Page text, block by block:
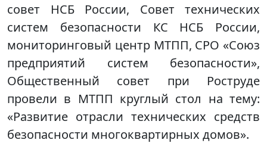
совет НСБ России, Совет технических
систем безопасности КС НСБ России,
мониторинговый центр МТПП, СРО «Союз
предприятий систем безопасности»,
Общественный совет при Роструде
провели в МТПП круглый стол на тему:
«Развитие отрасли технических средств
безопасности многоквартирных домов».